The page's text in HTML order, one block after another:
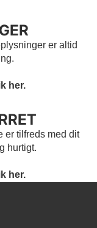
er altid
her.
er tilfreds med dit
hurtigt.
her.